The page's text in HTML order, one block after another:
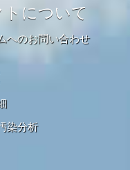
について
へのお問い合わせ
染分析